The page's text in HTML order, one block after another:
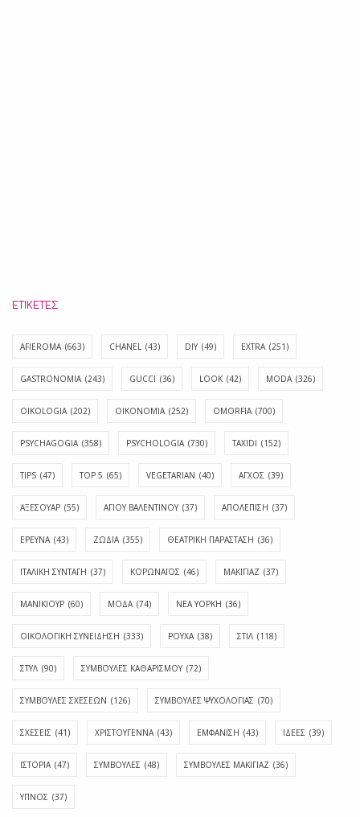
ΕΤΙΚΈΤΕΣ
AFIEROMA (663) CHANEL (43) DIY (49) EXTRA (251)
GASTRONOMIA (243) GUCCI (36) LOOK (42) MODA (326)
OIKOLOGIA (202) OIKONOMIA (252) OMORFIA (700)
PSYCHAGOGIA (358) PSYCHOLOGIA (730) TAXIDI (152)
TIPS (47) TOP 5 (65) VEGETARIAN (40) ΑΓΧΟΣ (39)
ΑΞΕΣΟΥΑΡ (55) ΑΓΊΟΥ ΒΑΛΕΝΤΊΝΟΥ (37) ΑΠΟΛΈΠΙΣΗ (37)
ΕΡΕΥΝΑ (43) ΖΩΔΙΑ (355) ΘΕΑΤΡΙΚΗ ΠΑΡΑΣΤΑΣΗ (36)
ΙΤΑΛΙΚΗ ΣΥΝΤΑΓΗ (37) ΚΟΡΩΝΑΪΟΣ (46) ΜΑΚΙΓΙΑΖ (37)
ΜΑΝΙΚΙΟΥΡ (60) ΜΟΔΑ (74) ΝΕΑ ΥΟΡΚΗ (36)
ΟΙΚΟΛΟΓΙΚΗ ΣΥΝΕΙΔΗΣΗ (333) ΡΟΥΧΑ (38) ΣΤΙΛ (118)
ΣΤΥΛ (90) ΣΥΜΒΟΥΛΕΣ ΚΑΘΑΡΙΣΜΟΥ (72)
ΣΥΜΒΟΥΛΕΣ ΣΧΕΣΕΩΝ (126) ΣΥΜΒΟΥΛΕΣ ΨΥΧΟΛΟΓΙΑΣ (70)
ΣΧΕΣΕΙΣ (41) ΧΡΙΣΤΟΥΓΕΝΝΑ (43) ΕΜΦΆΝΙΣΗ (43) ΙΔΈΕΣ (39)
ΙΣΤΟΡΊΑ (47) ΣΥΜΒΟΥΛΈΣ (48) ΣΥΜΒΟΥΛΈΣ ΜΑΚΙΓΙΆΖ (36)
ΎΠΝΟΣ (37)